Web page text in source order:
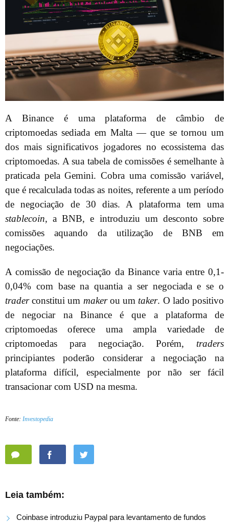
A Binance é uma plataforma de câmbio de
criptomoedas sediada em Malta — que se tornou um
dos mais significativos jogadores no ecossistema das
criptomoedas. A sua tabela de comissões é semelhante à
praticada pela Gemini. Cobra uma comissão variável,
que é recalculada todas as noites, referente a um período
de negociação de 30 dias. A plataforma tem uma
stablecoin, a BNB, e introduziu um desconto sobre
comissões aquando da utilização de BNB em
negociações.
A comissão de negociação da Binance varia entre 0,1-
0,04% com base na quantia a ser negociada e se o
traderconstitui um makerou um taker. O lado positivo
de negociar na Binance é que a plataforma de
criptomoedas oferece uma ampla variedade de
criptomoedas para negociação. Porém, traders
principiantes poderão considerar a negociação na
plataforma difícil, especialmente por não ser fácil
transacionar com USD na mesma.
Fonte: Investopedia
Leia também:
Coinbase introduziu Paypal para levantamento de fundos